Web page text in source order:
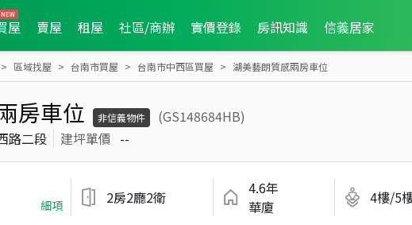
屋 賣屋 租屋 社區/商辦 實價登錄 房訊知識 信義居家
區域找屋 台南市買屋 台南市中西區買屋 湖美藝朗質感兩房車位
房車位 非信義物件
(GS148684HB)
路二段 建坪單價 --
細項 2房2廳2衛
4.6年
華廈
4樓/5